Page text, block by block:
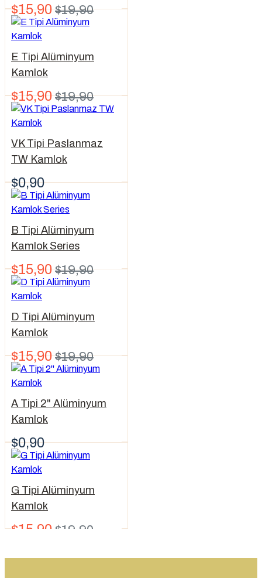
$15,90 $19,90
E Tipi Alüminyum
Kamlok
$15,90 $19,90
VK Tipi Paslanmaz
TW Kamlok
$0,90
B Tipi Alüminyum
Kamlok Series
$15,90 $19,90
D Tipi Alüminyum
Kamlok
$15,90 $19,90
A Tipi 2" Alüminyum
Kamlok
$0,90
G Tipi Alüminyum
Kamlok
$15,90 $19,90